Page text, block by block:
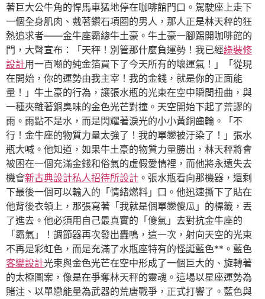
著巨大公牛角的悍馬車猛地停在咖啡館門口。駕駛座上走下
一個全身肌肉、戴著鑽石項圈的男人，那人正是林天秤的狂
熱追求者——金牛座霸總牛土豪。牛土豪一腳踢開咖啡館的
門，大聲宣布：「天秤！別管那什麼負運勢！我已經綠裝修
設計用一百噸的純金箔買下了今天所有的壞運氣！」「從現
在開始，你的運勢由我主宰！我的金錢，就是你的正面能
量！」牛土豪的行為，讓張水瓶的光束在空中瞬間扭曲，與
一種夾雜著銅臭味的金色光芒對撞。天空開始下起了荒謬的
雨。雨點不是水，而是閃耀著淚光的小小黃銅齒輪。「不
行！金牛座的物質力量太強了！我的單戀被汙染了！」張水
瓶大喊。他知道，如果牛土豪的物質力量勝出，林天秤將會
被困在一個充滿金錢和俗氣的虛假愛情裡，而他將永遠失去
機會新古典設計私人招待所設計 。張水瓶看向那機器，還剩
下最後一個可以輸入的「情緒燃料」口。他迅速撕下了貼在
他背後衣領上，那張寫著「我就是個單戀傻瓜」的標籤，丟
了進去。他必須用自己最真實的「傻氣」去對抗金牛座的
「霸氣」！調節器再次發出轟鳴，這一次，射向天空的光束
不再是彩虹色，而是充滿了水瓶座特有的怪誕藍色**。藍色
客變設計光束與金色光芒在空中形成了一個巨大的、旋轉著
的太極圖案，像是在爭奪林天秤的靈魂。這場以星座運勢為
賭注、以單戀能量為武器的荒唐戰爭，正式打響了。藍色與